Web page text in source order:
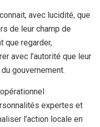
avec lucidité, que
de leur champ de
que regarder,
avec l’autorité que leur
gouvernement.
expertes et
l’action locale en